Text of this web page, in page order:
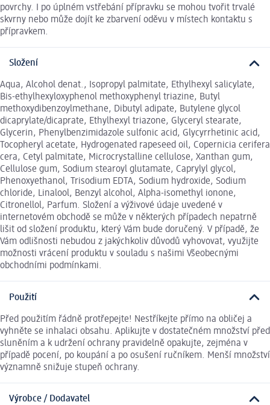
povrchy. I po úplném vstřebání přípravku se mohou tvořit trvalé
skvrny nebo může dojít ke zbarvení oděvu v místech kontaktu s
přípravkem.
Složení
Aqua, Alcohol denat., Isopropyl palmitate, Ethylhexyl salicylate,
Bis-ethylhexyloxyphenol methoxyphenyl triazine, Butyl
methoxydibenzoylmethane, Dibutyl adipate, Butylene glycol
dicaprylate/dicaprate, Ethylhexyl triazone, Glyceryl stearate,
Glycerin, Phenylbenzimidazole sulfonic acid, Glycyrrhetinic acid,
Tocopheryl acetate, Hydrogenated rapeseed oil, Copernicia cerifera
cera, Cetyl palmitate, Microcrystalline cellulose, Xanthan gum,
Cellulose gum, Sodium stearoyl glutamate, Caprylyl glycol,
Phenoxyethanol, Trisodium EDTA, Sodium hydroxide, Sodium
chloride, Linalool, Benzyl alcohol, Alpha-isomethyl ionone,
Citronellol, Parfum. Složení a výživové údaje uvedené v
internetovém obchodě se může v některých případech nepatrně
lišit od složení produktu, který Vám bude doručený. V případě, že
Vám odlišnosti nebudou z jakýchkoliv důvodů vyhovovat, využijte
možnosti vrácení produktu v souladu s našimi Všeobecnými
obchodními podmínkami.
Použití
Před použitím řádně protřepejte! Nestříkejte přímo na obličej a
vyhněte se inhalaci obsahu. Aplikujte v dostatečném množství před
sluněním a k udržení ochrany pravidelně opakujte, zejména v
případě pocení, po koupání a po osušení ručníkem. Menší množství
významně snižuje stupeň ochrany.
Výrobce / Dodavatel